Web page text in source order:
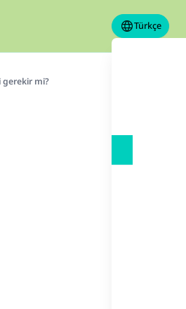
Türkçe
gerekir mi?